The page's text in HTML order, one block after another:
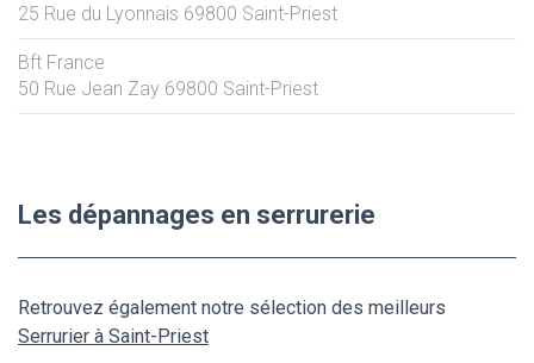
25 Rue du Lyonnais 69800 Saint-Priest
Bft France
50 Rue Jean Zay 69800 Saint-Priest
Les dépannages en serrurerie
Retrouvez également notre sélection des meilleurs
Serrurier à Saint-Priest